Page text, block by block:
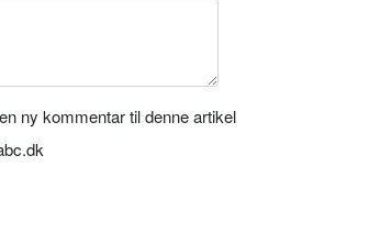
ny kommentar til denne artikel